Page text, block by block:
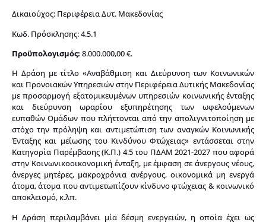
Δικαιούχος: Περιφέρεια Δυτ. Μακεδονίας
Κωδ. Πρόσκλησης: 4.5.1
Προϋπολογισμός: 8.000.000,00 €.
Η Δράση με τίτλο «Αναβάθμιση και Διεύρυνση των Κοινωνικών
και Προνοιακών Υπηρεσιών στην Περιφέρεια Δυτικής Μακεδονίας
με προσαρμογή εξατομικευμένων υπηρεσιών κοινωνικής ένταξης
και διεύρυνση ωραρίου εξυπηρέτησης των ωφελούμενων
ευπαθών Ομάδων που πλήττονται από την απολιγνιτοποίηση με
στόχο την πρόληψη και αντιμετώπιση των αναγκών Κοινωνικής
Ένταξης και μείωσης του Κινδύνου Φτώχειας» εντάσσεται στην
Κατηγορία Παρέμβασης (Κ.Π.) 4.5 του ΠΔΑΜ 2021-2027 που αφορά
στην Κοινωνικοοικονομική ένταξη, με έμφαση σε άνεργους νέους,
άνεργες μητέρες, μακροχρόνια ανέργους, οικονομικά μη ενεργά
άτομα, άτομα που αντιμετωπίζουν κίνδυνο φτώχειας & κοινωνικό
αποκλεισμό, κ.λπ.
Η Δράση περιλαμβάνει μία δέσμη ενεργειών, η οποία έχει ως